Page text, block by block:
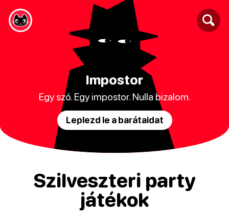
Impostor
Egy szó. Egy impostor. Nulla bizalom.
Leplezd le a barátaidat
Szilveszteri party
játékok